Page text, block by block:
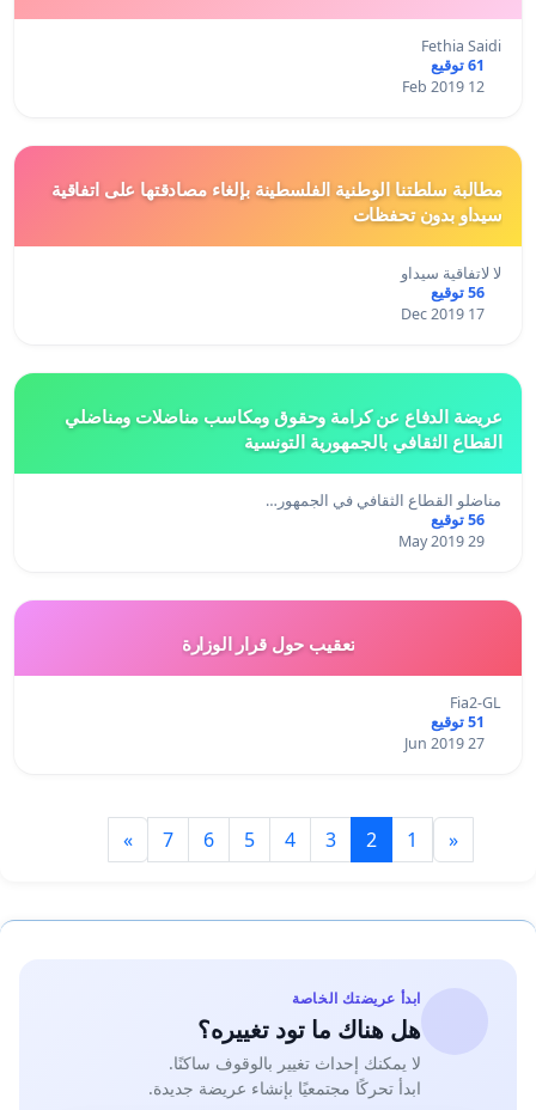
Fethia Saidi
61 توقيع
12 Feb 2019
مطالبة سلطتنا الوطنية الفلسطينة بإلغاء مصادقتها على اتفاقية
سيداو بدون تحفظات
لا لاتفاقية سيداو
56 توقيع
17 Dec 2019
عريضة الدفاع عن كرامة وحقوق ومكاسب مناضلات ومناضلي
القطاع الثقافي بالجمهورية التونسية
مناضلو القطاع الثقافي في الجمهور…
56 توقيع
29 May 2019
تعقيب حول قرار الوزارة
Fia2-GL
51 توقيع
27 Jun 2019
«
1
2
3
4
5
6
7
»
ابدأ عريضتك الخاصة
هل هناك ما تود تغييره؟
لا يمكنك إحداث تغيير بالوقوف ساكنًا.
ابدأ تحركًا مجتمعيًا بإنشاء عريضة جديدة.